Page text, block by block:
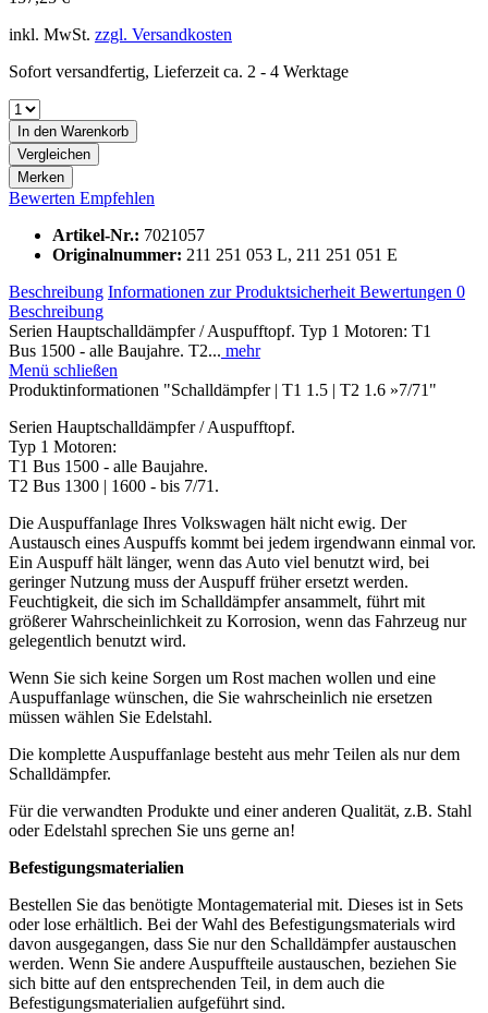
inkl. MwSt. zzgl. Versandkosten
Sofort versandfertig, Lieferzeit ca. 2 - 4 Werktage
In den Warenkorb
Vergleichen
Merken
Bewerten Empfehlen
Artikel-Nr.: 7021057
Originalnummer: 211 251 053 L, 211 251 051 E
Beschreibung Informationen zur Produktsicherheit Bewertungen 0
Beschreibung
Serien Hauptschalldämpfer / Auspufftopf. Typ 1 Motoren: T1
Bus 1500 - alle Baujahre. T2... mehr
Menü schließen
Produktinformationen "Schalldämpfer | T1 1.5 | T2 1.6 »7/71"
Serien Hauptschalldämpfer / Auspufftopf.
Typ 1 Motoren:
T1 Bus 1500 - alle Baujahre.
T2 Bus 1300 | 1600 - bis 7/71.
Die Auspuffanlage Ihres Volkswagen hält nicht ewig. Der
Austausch eines Auspuffs kommt bei jedem irgendwann einmal vor.
Ein Auspuff hält länger, wenn das Auto viel benutzt wird, bei
geringer Nutzung muss der Auspuff früher ersetzt werden.
Feuchtigkeit, die sich im Schalldämpfer ansammelt, führt mit
größerer Wahrscheinlichkeit zu Korrosion, wenn das Fahrzeug nur
gelegentlich benutzt wird.
Wenn Sie sich keine Sorgen um Rost machen wollen und eine
Auspuffanlage wünschen, die Sie wahrscheinlich nie ersetzen
müssen wählen Sie Edelstahl.
Die komplette Auspuffanlage besteht aus mehr Teilen als nur dem
Schalldämpfer.
Für die verwandten Produkte und einer anderen Qualität, z.B. Stahl
oder Edelstahl sprechen Sie uns gerne an!
Befestigungsmaterialien
Bestellen Sie das benötigte Montagematerial mit. Dieses ist in Sets
oder lose erhältlich. Bei der Wahl des Befestigungsmaterials wird
davon ausgegangen, dass Sie nur den Schalldämpfer austauschen
werden. Wenn Sie andere Auspuffteile austauschen, beziehen Sie
sich bitte auf den entsprechenden Teil, in dem auch die
Befestigungsmaterialien aufgeführt sind.